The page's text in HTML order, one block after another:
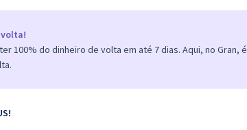
100% do dinheiro de volta em até 7 dias. Aqui, no Gran, é